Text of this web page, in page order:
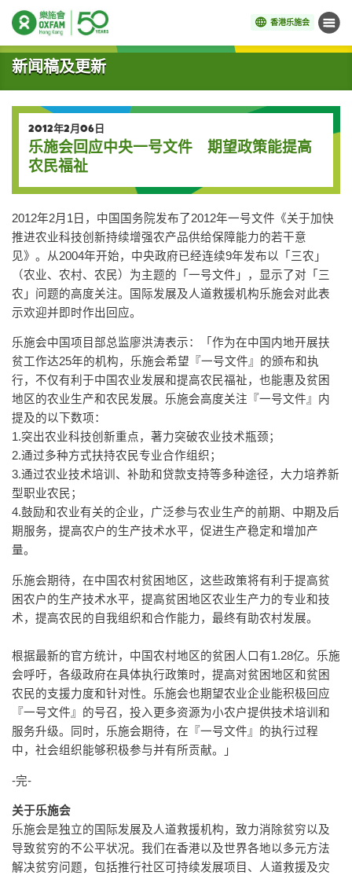
香港乐施会 菜单
开始主要内容
新闻稿及更新
2012年2月06日
乐施会回应中央一号文件 期望政策能提高
农民福祉
2012年2月1日，中国国务院发布了2012年一号文件《关于加快
推进农业科技创新持续增强农产品供给保障能力的若干意
见》。从2004年开始，中央政府已经连续9年发布以「三农」
（农业、农村、农民）为主题的「一号文件」，显示了对「三
农」问题的高度关注。国际发展及人道救援机构乐施会对此表
示欢迎并即时作出回应。
乐施会中国项目部总监廖洪涛表示：「作为在中国内地开展扶
贫工作达25年的机构，乐施会希望『一号文件』的颁布和执
行，不仅有利于中国农业发展和提高农民福祉，也能惠及贫困
地区的农业生产和农民发展。乐施会高度关注『一号文件』内
提及的以下数项：
1.突出农业科技创新重点，著力突破农业技术瓶颈；
2.通过多种方式扶持农民专业合作组织；
3.通过农业技术培训、补助和贷款支持等多种途径，大力培养新
型职业农民；
4.鼓励和农业有关的企业，广泛参与农业生产的前期、中期及后
期服务，提高农户的生产技术水平，促进生产稳定和增加产
量。
乐施会期待，在中国农村贫困地区，这些政策将有利于提高贫
困农户的生产技术水平，提高贫困地区农业生产力的专业和技
术，提高农民的自我组织和合作能力，最终有助农村发展。
根据最新的官方统计，中国农村地区的贫困人口有1.28亿。乐施
会呼吁，各级政府在具体执行政策时，提高对贫困地区和贫困
农民的支援力度和针对性。乐施会也期望农业企业能积极回应
『一号文件』的号召，投入更多资源为小农户提供技术培训和
服务升级。同时，乐施会期待，在『一号文件』的执行过程
中，社会组织能够积极参与并有所贡献。」
-完-
关于乐施会
乐施会是独立的国际发展及人道救援机构，致力消除贫穷以及
导致贫穷的不公平状况。我们在香港以及世界各地以多元方法
解决贫穷问题，包括推行社区可持续发展项目、人道救援及灾